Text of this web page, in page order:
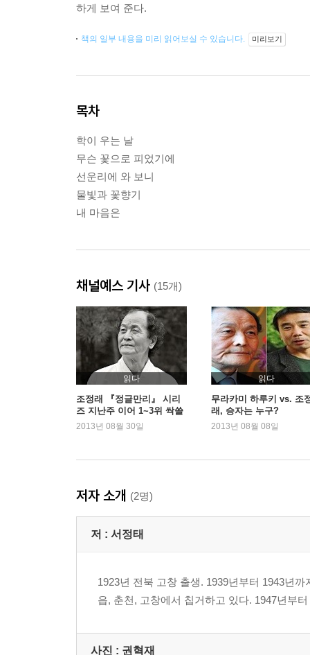
하게 보여 준다.
책의 일부 내용을 미리 읽어보실 수 있습니다. 미리보기
목차
학이 우는 날
무슨 꽃으로 피었기에
선운리에 와 보니
물빛과 꽃향기
내 마음은
채널예스 기사 (15개)
읽다
조정래 『정글만리』 시리
즈 지난주 이어 1~3위 싹쓸
이
2013년 08월 30일
읽다
무라카미 하루키 vs. 조
래, 승자는 누구?
2013년 08월 08일
저자 소개 (2명)
저 : 서정태
1923년 전북 고창 출생. 1939년부터 1943년
읍, 춘천, 고창에서 칩거하고 있다. 1947년부
사진 : 권혁재